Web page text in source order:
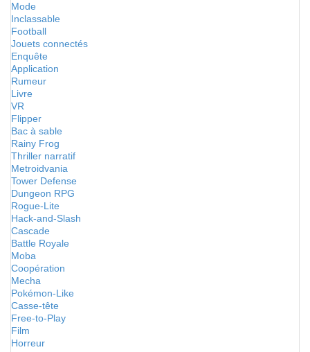
Mode
Inclassable
Football
Jouets connectés
Enquête
Application
Rumeur
Livre
VR
Flipper
Bac à sable
Rainy Frog
Thriller narratif
Metroidvania
Tower Defense
Dungeon RPG
Rogue-Lite
Hack-and-Slash
Cascade
Battle Royale
Moba
Coopération
Mecha
Pokémon-Like
Casse-tête
Free-to-Play
Film
Horreur